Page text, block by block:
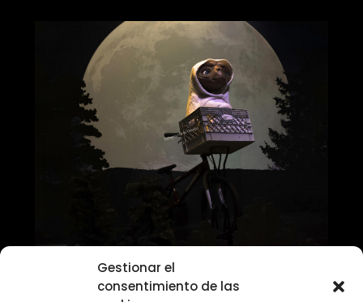
Gestionar el
consentimiento de las
deteniendo el tiempo
Figura de un pequeño extraterrestre en una